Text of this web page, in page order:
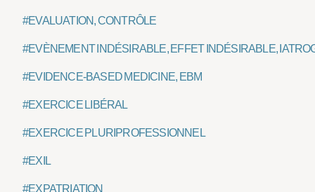
#EVALUATION, CONTRÔLE
#EVÈNEMENT INDÉSIRABLE, EFFET INDÉSIRABLE,
#EVIDENCE-BASED MEDICINE, EBM
#EXERCICE LIBÉRAL
#EXERCICE PLURIPROFESSIONNEL
#EXIL
#EXPATRIATION